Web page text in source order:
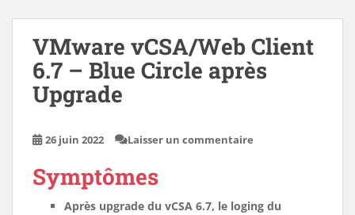
VMware vCSA/Web Client
6.7 – Blue Circle après
Upgrade
26 juin 2022 Laisser un commentaire
Symptômes
Après upgrade du vCSA 6.7, le loging du